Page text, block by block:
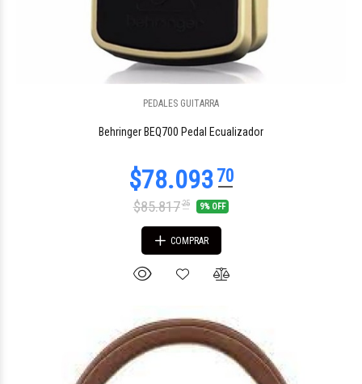
PEDALES GUITARRA
Behringer BEQ700 Pedal Ecualizador
$85.81725 9% OFF
COMPRAR